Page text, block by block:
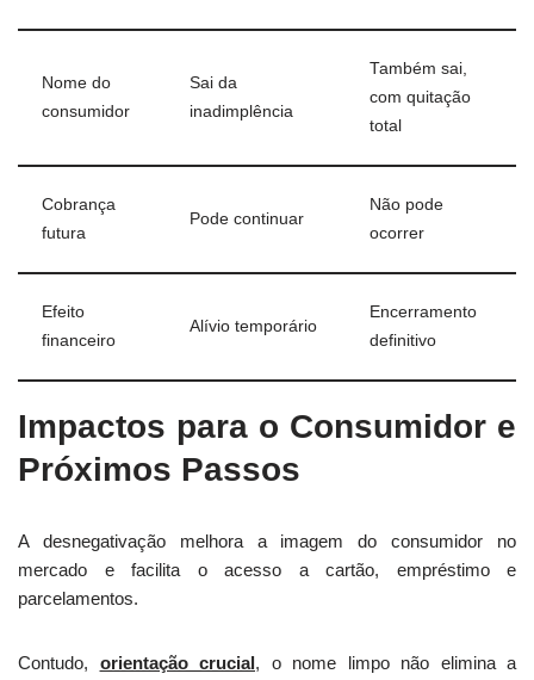
Nome do
consumidor
Sai da
inadimplência
Também sai,
com quitação
total
Cobrança
futura
Pode continuar
Não pode
ocorrer
Efeito
financeiro
Alívio temporário
Encerramento
definitivo
Impactos para o Consumidor e
Próximos Passos
A desnegativação melhora a imagem do consumidor no
mercado e facilita o acesso a cartão, empréstimo e
parcelamentos.
Contudo, orientação crucial, o nome limpo não elimina a